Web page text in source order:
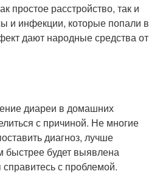
простое расстройство, так и
и инфекции, которые попали в
дают народные средства от
диареи в домашних
с причиной. Не многие
диагноз, лучше
быстрее будет выявлена
с проблемой.